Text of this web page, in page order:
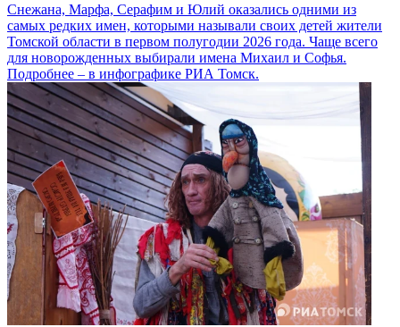
Снежана, Марфа, Серафим и Юлий оказались одними из
самых редких имен, которыми называли своих детей жители
Томской области в первом полугодии 2026 года. Чаще всего
для новорожденных выбирали имена Михаил и Софья.
Подробнее – в инфографике РИА Томск.